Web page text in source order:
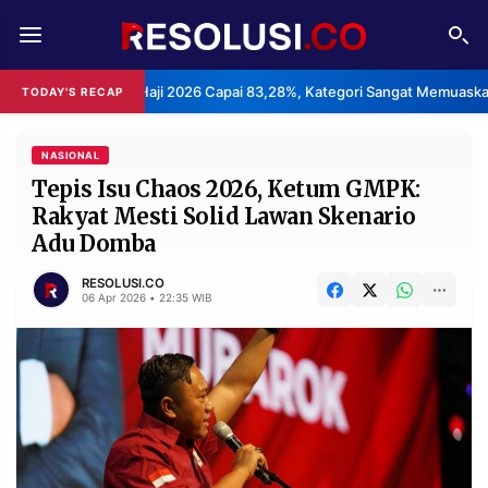
TODAY'S RECAP
Haji 2026 Capai 83,28%, Kategori Sangat Memuaskan. •
REDAKSI TENTANG
RESOLUSI IKLAN
RUBRIKASI
EDITORIAL AKSARA
FINANSIA PERSONA
DAERAH NASIONAL
MANCA SPORT
INFORMASI
NASIONAL
Tepis Isu Chaos 2026, Ketum GMPK:
Rakyat Mesti Solid Lawan Skenario
Adu Domba
RESOLUSI.CO
06 Apr 2026 • 22:35 WIB